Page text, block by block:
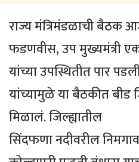
राज्य मंत्रिमंडळाची बैठक
फडणवीस, उप मुख्यमंत्री
यांच्या उपस्थितीत पार
यांच्यामुळे या बैठकीत बीड
मिळालं. जिल्ह्यातील
सिंदफणा नदीवरील